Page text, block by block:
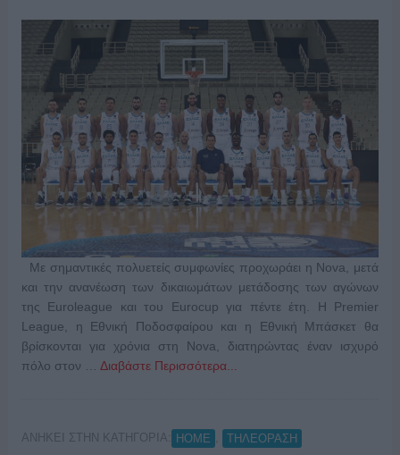
Με σημαντικές πολυετείς συμφωνίες προχωράει η Nova, μετά
και την ανανέωση των δικαιωμάτων μετάδοσης των αγώνων
της Euroleague και του Eurocup για πέντε έτη. Η Premier
League, η Εθνική Ποδοσφαίρου και η Εθνική Μπάσκετ θα
βρίσκονται για χρόνια στη Nova, διατηρώντας έναν ισχυρό
πόλο στον … Διαβάστε Περισσότερα...
ΑΝΗΚΕΙ ΣΤΗΝ ΚΑΤΗΓΟΡΙΑ: HOME ΤΗΛΕΟΡΑΣΗ